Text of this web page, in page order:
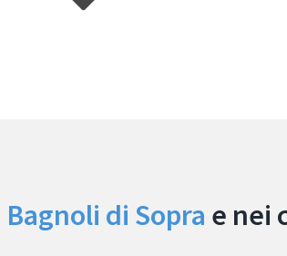
Bagnoli di Sopra e nei